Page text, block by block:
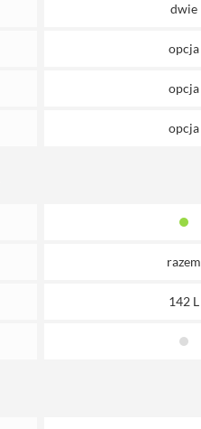
dwie
opcja
opcja
opcja
razem
142 L